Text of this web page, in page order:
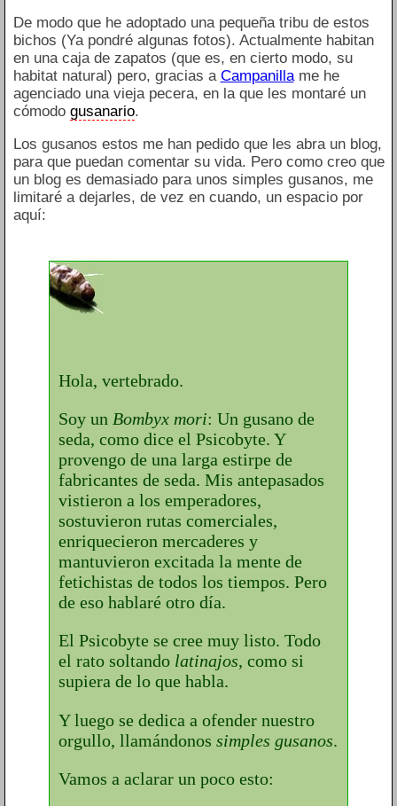
De modo que he adoptado una pequeña tribu de estos
bichos (Ya pondré algunas fotos). Actualmente habitan
en una caja de zapatos (que es, en cierto modo, su
habitat natural) pero, gracias a Campanillame he
agenciado una vieja pecera, en la que les montaré un
cómodo gusanario.
Los gusanos estos me han pedido que les abra un blog,
para que puedan comentar su vida. Pero como creo que
un blog es demasiado para unos simples gusanos, me
limitaré a dejarles, de vez en cuando, un espacio por
aquí:
Hola, vertebrado.
Soy un Bombyx mori: Un gusano de
seda, como dice el Psicobyte. Y
provengo de una larga estirpe de
fabricantes de seda. Mis antepasados
vistieron a los emperadores,
sostuvieron rutas comerciales,
enriquecieron mercaderes y
mantuvieron excitada la mente de
fetichistas de todos los tiempos. Pero
de eso hablaré otro día.
El Psicobyte se cree muy listo. Todo
el rato soltando latinajos, como si
supiera de lo que habla.
Y luego se dedica a ofender nuestro
orgullo, llamándonossimples gusanos.
Vamos a aclarar un poco esto: